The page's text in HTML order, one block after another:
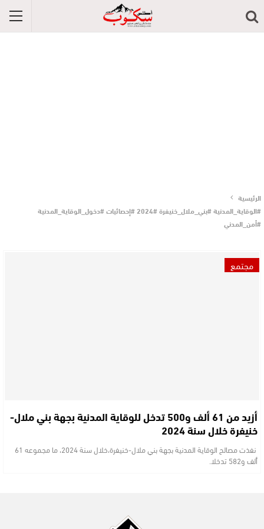
الرئيسية
#الوقاية_المدنية #بني_ملال_خنيفرة #2024 #إحصائيات #دخول_الوقاية_المدنية
#أمن_المدني
مجتمع
أزيد من 61 ألف و500 تدخل للوقاية المدنية بجهة بني ملال-
خنيفرة خلال سنة 2024
نفذت مصالح الوقاية المدنية بجهة بني ملال-خنيفرة،خلال سنة 2024، ما مجموعه 61
ألف و582 تدخلا.